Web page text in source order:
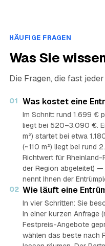
HÄUFIGE FRAGEN
Was Sie
Die Fragen, die fast
01 Was kostet eine
Im Schnitt rund 1.699 €
liegt bei 520–3.090 €.
m²) startet bei etwa
(~110 m²) liegt bei rund
Richtwert für
der Region abgeleitet)
nennt Ihnen der
02 Wie läuft eine
In vier Schritten: Sie
in einer kurzen Anfrage
Festpreis-Angebote
wählen das beste nach